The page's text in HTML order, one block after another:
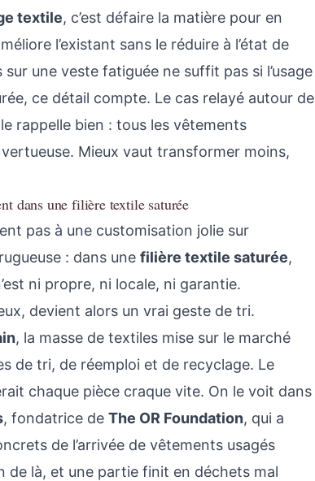
textile, c’est défaire la matière pour en
l’existant sans le réduire à l’état de
une veste fatiguée ne suffit pas si l’usage
ce détail compte. Le cas relayé autour de
le rappelle bien : tous les vêtements
vertueuse. Mieux vaut transformer moins,
dans une filière textile saturée
pas à une customisation jolie sur
: dans une filière textile saturée,
ni propre, ni locale, ni garantie.
devient alors un vrai geste de tri.
, la masse de textiles mise sur le marché
de tri, de réemploi et de recyclage. Le
chaque pièce craque vite. On le voit dans
, fondatrice de The OR Foundation, qui a
de l’arrivée de vêtements usagés
de là, et une partie finit en déchets mal